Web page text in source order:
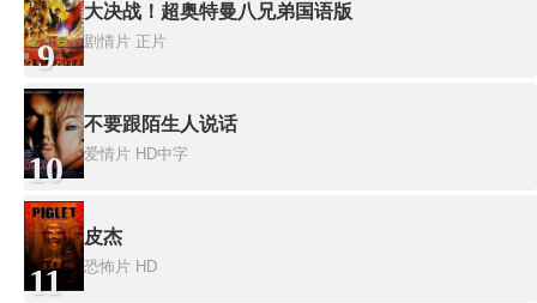
9
大决战！超奥特曼八兄弟国语版
剧情片 正片
10
不要跟陌生人说话
爱情片 HD中字
11
皮杰
恐怖片 HD